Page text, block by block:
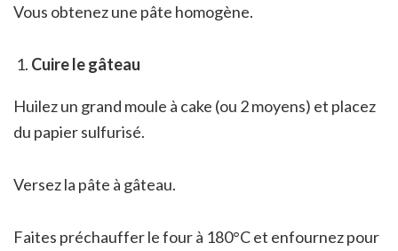
Vous obtenez une pâte homogène.
Cuire le gâteau
Huilez un grand moule à cake (ou 2 moyens) et placez
du papier sulfurisé.
Versez la pâte à gâteau.
Faites préchauffer le four à 180°C et enfournez pour